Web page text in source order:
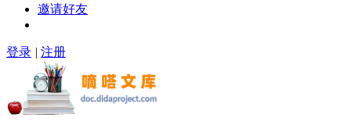
邀请好友
登录 | 注册